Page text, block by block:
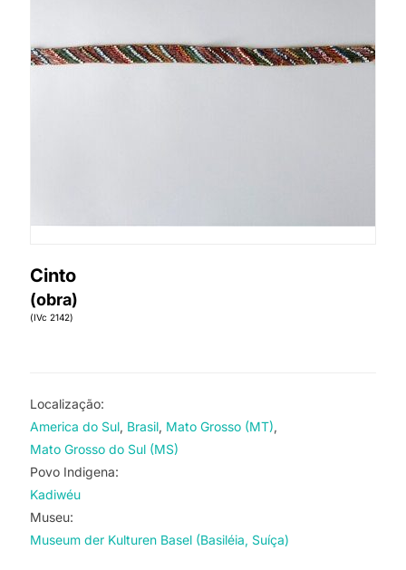
Cinto
(obra)
(IVc 2142)
Localização:
America do Sul Brasil Mato Grosso (MT)
Mato Grosso do Sul (MS)
Povo Indigena:
Kadiwéu
Museu:
Museum der Kulturen Basel (Basiléia, Suíça)